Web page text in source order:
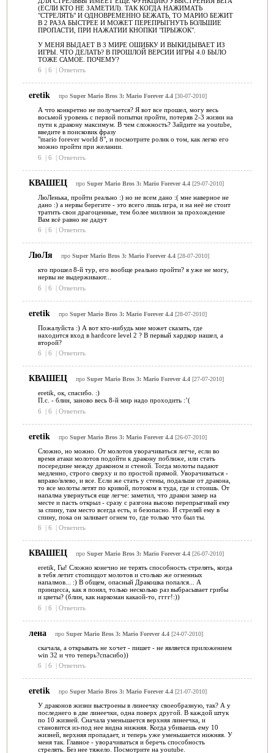
(ЕСЛИ КТО НЕ ЗАМЕТИЛ). ТАК КОГДА НАЖИМАТЬ
"СТРЕЛЯТЬ" И ОДНОВРЕМЕННО БЕЖАТЬ, ТО МАРИО БЕЖИТ
В 2 РАЗА БЫСТРЕЕ И МОЖЕТ ПЕРЕПРЫГНУТЬ БОЛЬШИЕ
ПРОПАСТИ, ПРИ НАЖАТИИ КНОПКИ "ПРЫЖОК".
У МЕНЯ ВЫДАЕТ В 3 МИРЕ ОШИБКУ И ВЫКИДЫВАЕТ ИЗ
ИГРЫ. ЧТО ДЕЛАТЬ? В ПРОШЛОЙ ВЕРСИИ ИГРЫ 4.0 БЫЛО
ТОЖЕ САМОЕ. ПОЧЕМУ?
6
| 6 | Ответить
eretik про Super Mario Bros 3: Mario Forever 4.4[30-07-2010]
А что конкретно не получается? Я вот все прошел, могу весь
восьмой уровень с первой попытки пройти, потеряв 2-3 жизни на
пути к дракону максимум. В чем сложность? Зайдите на youtube,
введите в поисковик фразу
"mario forever world 8", и посмотрите ролик о том, как легко его
можно пройти при желании.
6
| 6 | Ответить
КВАШЕЦ про Super Mario Bros 3: Mario Forever 4.4[29-07-2010]
ЛюЛенька, пройти реально :) но не всем дано :( мне наверное не
дано :) а нервы берегите - это всего лишь игра, и на неё не стоит
тратить свои драгоценные, тем более миллион за прохождение
Вам всё равно не дадут
6
| 6 | Ответить
ЛюЛя про Super Mario Bros 3: Mario Forever 4.4[28-07-2010]
кто прошел 8-й тур, его вообще реально пройти? я уже не могу,
нервы не выдерживают...
6
| 6 | Ответить
eretik про Super Mario Bros 3: Mario Forever 4.4[28-07-2010]
Пожалуйста :) А вот кто-нибудь мне может сказать, где
находится вход в hardcore level 2 ? В первый хардкор нашел, а
второй?
6
| 6 | Ответить
КВАШЕЦ про Super Mario Bros 3: Mario Forever 4.4[27-07-2010]
eretik, ок, спасибо. :)
П.с. - блин, заново весь 8-й мир надо проходить :’(
6
| 6 | Ответить
eretik про Super Mario Bros 3: Mario Forever 4.4[26-07-2010]
Сложно, но можно. От молотов уворачиваться легче, если во
время атаки молотов подойти к дракону поближе, или стать
посередине между драконом и стеной. Тогда молоты падают
медленно, строго сверху и по простой прямой. Уворачиваться -
вправо/влево, и все. Если же стать у стены, подальше от дракона,
то все молоты летят по кривой, потоком в туда, где и стоишь. От
напалма увернуться еще легче: заметил, что дракон замер на
месте и пасть открыл - сразу с разгона высоко перепрыгивай ему
за спину, там место всегда есть, и безопасно. И стреляй ему в
спину, пока он заливает огнем то, где только что был ты.
6
| 6 | Ответить
КВАШЕЦ про Super Mario Bros 3: Mario Forever 4.4[26-07-2010]
eretik, Гы! Сложно конечно не терять способность стрелять, когда
в тебя летит стопиццот молотов и столько же огненных
напалмов... :) В общем, опасный Дракошка попался... А
принцесса, как я понял, только несколько раз выбрасывает грибы
и цветы? (блин, как наркоман какаой-то, гггг!:))
6
| 6 | Ответить
лена про Super Mario Bros 3: Mario Forever 4.4[24-07-2010]
скачала, а открывать не хочет - пишет - не является приложением
win 32 и что теперь?спасибо))
6
| 6 | Ответить
eretik про Super Mario Bros 3: Mario Forever 4.4[21-07-2010]
У драконов жизни выстроены в линеечку своеобразную, так? А у
последнего в две линеечки, одна поверх другой. В каждой штук
по 10 жизней. Сначала уменьшается верхняя линеечка, и
становится из-под нее видна нижняя. Когда убиваешь ему 10
жизней, верхняя пропадает, и теперь уже уменьшается нижняя. У
меня так. Главное - уворачиваться и беречь способность
стрелять. Без нее тяжело. Посмотрите на youtube.